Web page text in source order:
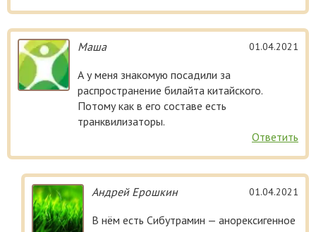
Маша 01.04.2021
А у меня знакомую посадили за
распространение билайта китайского.
Потому как в его составе есть
транквилизаторы.
Ответить
Андрей Ерошкин 01.04.2021
В нём есть Сибутрамин — анорексигенное